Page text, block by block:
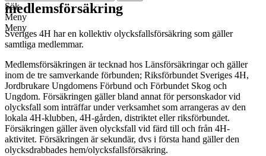
Sök
Meny
Meny
medlemsförsäkring
Sveriges 4H har en kollektiv olycksfallsförsäkring som gäller
samtliga medlemmar.
Medlemsförsäkringen är tecknad hos Länsförsäkringar och gäller
inom de tre samverkande förbunden; Riksförbundet Sveriges 4H,
Jordbrukare Ungdomens Förbund och Förbundet Skog och
Ungdom. Försäkringen gäller bland annat för personskador vid
olycksfall som inträffar under verksamhet som arrangeras av den
lokala 4H-klubben, 4H-gården, distriktet eller riksförbundet.
Försäkringen gäller även olycksfall vid färd till och från 4H-
aktivitet. Försäkringen är sekundär, dvs i första hand gäller den
olycksdrabbades hem/olycksfallsförsäkring.